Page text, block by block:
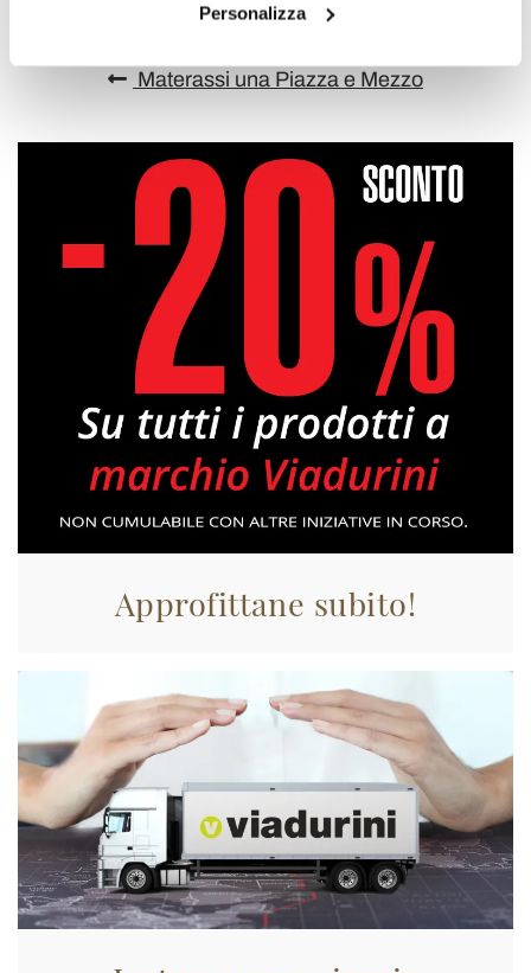
Personalizza
Materassi una Piazza e Mezzo
Approfittane subito!